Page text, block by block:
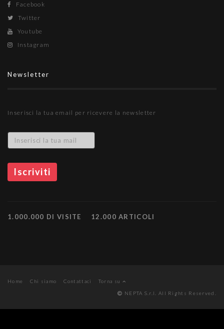
Facebook
Twitter
Youtube
Instagram
Newsletter
Inserisci la tua email per ricevere la newsletter
1.000.000 DI VISITE 12.000 ARTICOLI
Home Chi siamo Contattaci
Torna su
NEPTA S.r.l. All Rights Reserved.